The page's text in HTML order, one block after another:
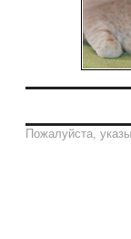
Пожалуйста,